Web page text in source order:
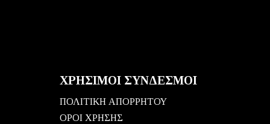
ΧΡΗΣΙΜΟΙ ΣΥΝΔΕΣΜΟΙ
ΠΟΛΙΤΙΚΗ ΑΠΟΡΡΗΤΟΥ
ΟΡΟΙ ΧΡΗΣΗΣ